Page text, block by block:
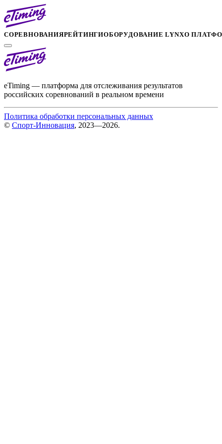
СОРЕВНОВАНИЯРЕЙТИНГИОБОРУДОВАНИЕ LYNXО
eTiming — платформа для отслеживания результатов
российских соревнований в реальном времени
Политика обработки персональных данных
© Спорт-Инновация, 2023—2026.